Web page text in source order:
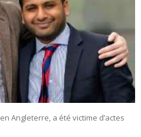
Angleterre, a été victime d’actes